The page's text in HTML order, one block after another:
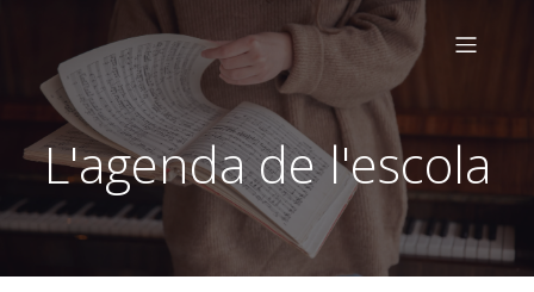
L'agenda de l'escola